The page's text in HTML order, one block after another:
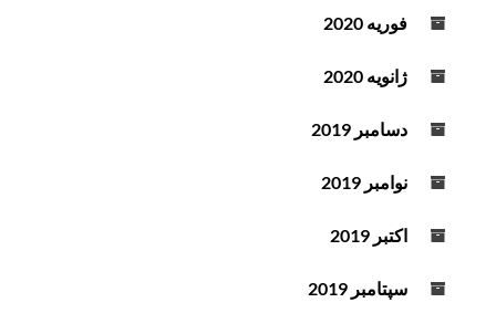
فوریه 2020
ژانویه 2020
دسامبر 2019
نوامبر 2019
اکتبر 2019
سپتامبر 2019